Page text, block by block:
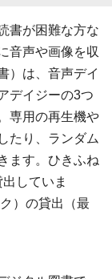
書が困難な方な
音声や画像を収
）は、音声デイ
デイジーの3つ
専用の再生機や
たり、ランダム
ます。ひきふね
していま
）の貸出（最